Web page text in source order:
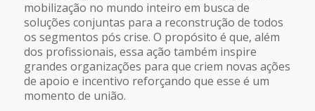
mobilização no mundo inteiro em busca de
soluções conjuntas para a reconstrução de todos
os segmentos pós crise. O propósito é que, além
dos profissionais, essa ação também inspire
grandes organizações para que criem novas ações
de apoio e incentivo reforçando que esse é um
momento de união.